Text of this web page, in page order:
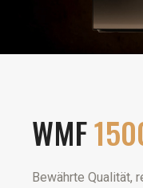
WMF
Bewährte Qualität,